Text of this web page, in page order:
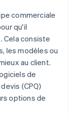
commerciale
qu'il
Cela consiste
les modèles ou
au client.
de
(CPQ)
options de